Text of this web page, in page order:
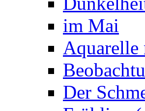
im Mai
Aquarelle
Der